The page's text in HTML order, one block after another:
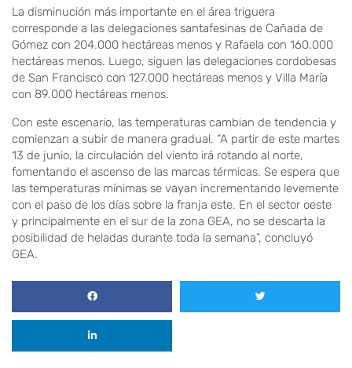
La disminución más importante en el área triguera
corresponde a las delegaciones santafesinas de Cañada de
Gómez con 204.000 hectáreas menos y Rafaela con 160.000
hectáreas menos. Luego, siguen las delegaciones cordobesas
de San Francisco con 127.000 hectáreas menos y Villa María
con 89.000 hectáreas menos.
Con este escenario, las temperaturas cambian de tendencia y
comienzan a subir de manera gradual. “A partir de este martes
13 de junio, la circulación del viento irá rotando al norte,
fomentando el ascenso de las marcas térmicas. Se espera que
las temperaturas mínimas se vayan incrementando levemente
con el paso de los días sobre la franja este. En el sector oeste
y principalmente en el sur de la zona GEA, no se descarta la
posibilidad de heladas durante toda la semana”, concluyó
GEA.